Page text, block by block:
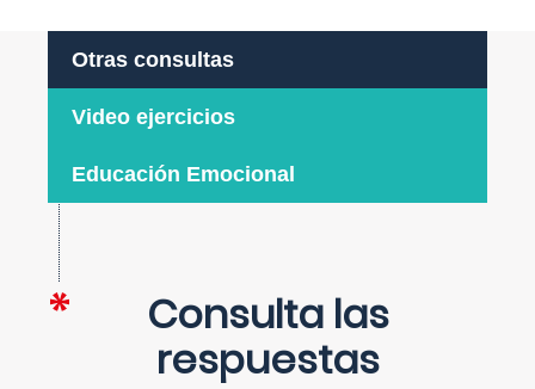
Otras consultas
Video ejercicios
Educación Emocional
Consulta las
respuestas